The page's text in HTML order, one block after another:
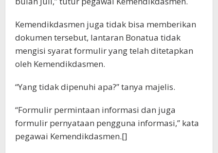
Kemendikdasmen juga tidak bisa memberikan
dokumen tersebut, lantaran Bonatua tidak
mengisi syarat formulir yang telah ditetapkan
oleh Kemendikdasmen.
“Yang tidak dipenuhi apa?” tanya majelis.
“Formulir permintaan informasi dan juga
formulir pernyataan pengguna informasi,” kata
pegawai Kemendikdasmen.[]